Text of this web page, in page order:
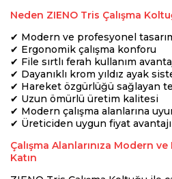
Neden ZIENO Tris Çalışma
✔ Modern ve profesyonel
✔ Ergonomik çalışma konforu
✔ File sırtlı ferah kullanım
✔ Dayanıklı krom yıldız ayak
✔ Hareket özgürlüğü sağlayan
✔ Uzun ömürlü üretim kalitesi
✔ Modern çalışma alanlarına
✔ Üreticiden uygun fiyat avantajı
Çalışma Alanlarınıza Modern
Katın